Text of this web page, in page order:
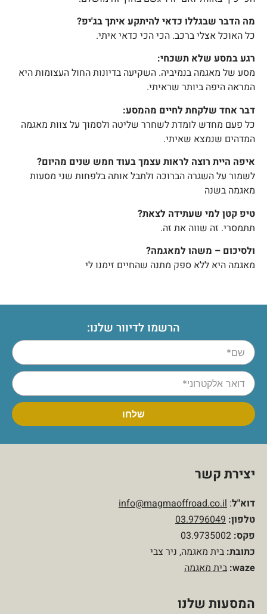
מה הדבר שבגללו כדאי להיתקע איתך בג'יפ?
כל האוכל אצלי ברכב. הכי הכי כדאי איתי.
רגע במסע שלא תשכחי:
מסע של מאגמה בנמיביה. השקיעה בדיונות החול העצומות היא
המראה היפה ביותר שראיתי.
דבר אחד שלקחת לחיים מהמסע:
כל פעם מחדש לומדת לשחרר שליטה ולסמוך על צוות מאגמה
המדהים שנמצא שאיתי.
איפה היית רוצה לראות עצמך בעוד חמש שנים מהיום?
לשמור על השגרה הברוכה ולתבל אותה בלפחות שני מסעות
מאגמה בשנה
טיפ קטן למי שעתידה לצאת?
תתמסרי. זה שווה את זה.
ולסיכום – משהו למאגמה?
מאגמה היא ללא ספק מתנה שהחיים זימנו לי
הרשמו לדיוור שלנו:
יצירת קשר
דוא"ל:
info@magmaoffroad.co.il
טלפון:
03.9796049
פקס:
כתובת: בית מאגמה, ניר צבי
waze: בית מאגמה
המסעות שלנו